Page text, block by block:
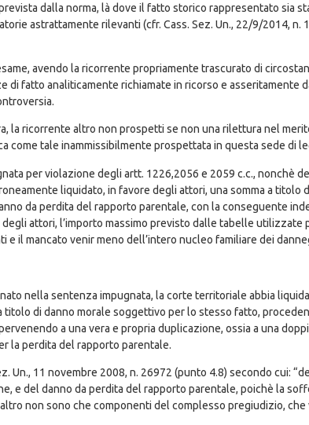
dalla norma, là dove il fatto storico rappresentato sia
astrattamente rilevanti (cfr. Cass. Sez. Un., 22/9/2014, n.
avendo la ricorrente propriamente trascurato di
fatto analiticamente richiamate in ricorso e asseritamente
la ricorrente altro non prospetti se non una rilettura nel
come tale inammissibilmente prospettata in questa sede di
per violazione degli artt. 1226,2056 e 2059 c.c., nonchè
liquidato, in favore degli attori, una somma a
da perdita del rapporto parentale, con la conseguente
attori, l’importo massimo previsto dalle tabelle
il mancato venir meno dell’intero nucleo familiare dei
nella sentenza impugnata, la corte territoriale abbia
di danno morale soggettivo per lo stesso fatto,
a una vera e propria duplicazione, ossia a una
la perdita del rapporto parentale.
Un., 11 novembre 2008, n. 26972 (punto 4.8) secondo cui:
e del danno da perdita del rapporto parentale, poichè la
non sono che componenti del complesso pregiudizio,